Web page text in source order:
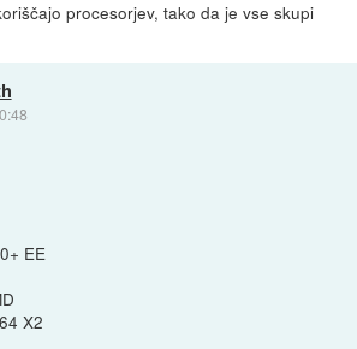
procesorjev, tako da je vse skupi
EE
X2